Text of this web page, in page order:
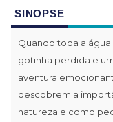
SINOPSE
Quando toda a
gotinha perdida e
aventura
descobrem a
natureza e como